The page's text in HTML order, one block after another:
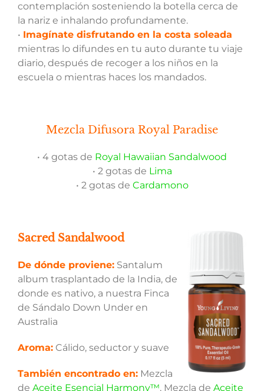
contemplación sosteniendo la botella cerca de
la nariz e inhalando profundamente.
• Imagínate disfrutando en la costa soleada
mientras lo difundes en tu auto durante tu viaje
diario, después de recoger a los niños en la
escuela o mientras haces los mandados.
Mezcla Difusora Royal Paradise
• 4 gotas de Royal Hawaiian Sandalwood
• 2 gotas de Lima
• 2 gotas de Cardamono
Sacred Sandalwood
De dónde proviene: Santalum
album trasplantado de la India, de
donde es nativo, a nuestra Finca
de Sándalo Down Under en
Australia
Aroma: Cálido, seductor y suave
También encontrado en: Mezcla
de Aceite Esencial Harmony™, Mezcla de Aceite